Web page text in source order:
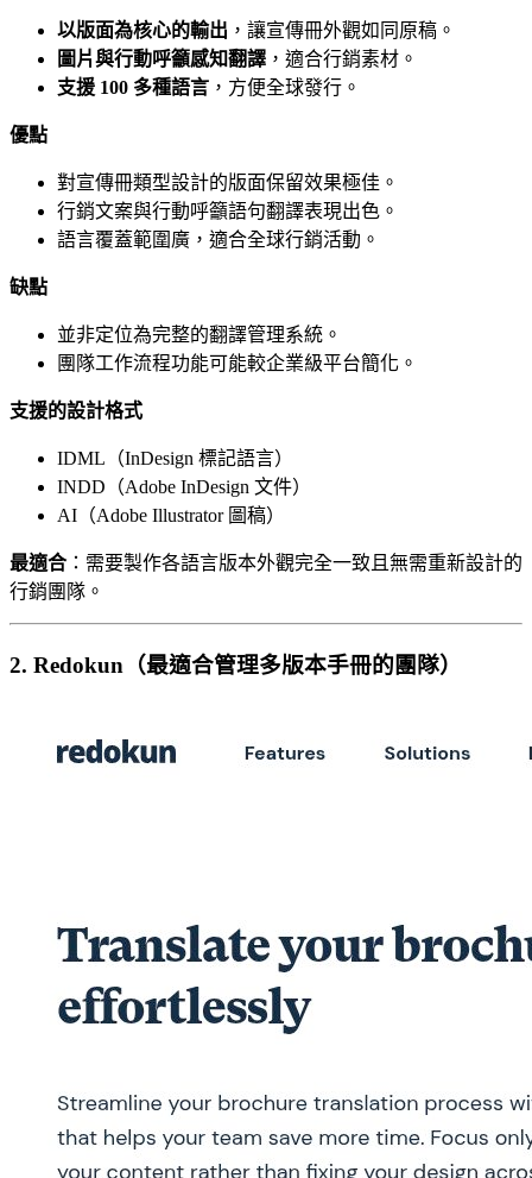
以版面為核心的輸出 ，讓宣傳冊外觀如同原稿。
圖片與行動呼籲感知翻譯 ，適合行銷素材。
支援 100 多種語言 ，方便全球發行。
優點
對宣傳冊類型設計的版面保留效果極佳。
行銷文案與行動呼籲語句翻譯表現出色。
語言覆蓋範圍廣，適合全球行銷活動。
缺點
並非定位為完整的翻譯管理系統。
團隊工作流程功能可能較企業級平台簡化。
支援的設計格式
IDML（InDesign 標記語言）
INDD（Adobe InDesign 文件）
AI（Adobe Illustrator 圖稿）
最適合 ：需要製作各語言版本外觀完全一致且無需重新設計的
行銷團隊。
2. Redokun（最適合管理多版本手冊的團隊）